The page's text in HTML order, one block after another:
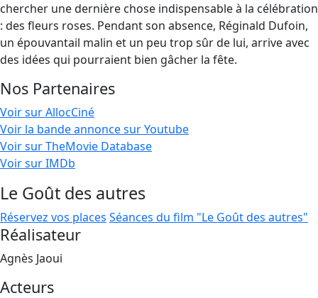
chercher une dernière chose indispensable à la célébration
: des fleurs roses. Pendant son absence, Réginald Dufoin,
un épouvantail malin et un peu trop sûr de lui, arrive avec
des idées qui pourraient bien gâcher la fête.
Nos Partenaires
Voir sur AllocCiné
Voir la bande annonce sur Youtube
Voir sur TheMovie Database
Voir sur IMDb
Le Goût des autres
Réservez vos places Séances du film "Le Goût des autres"
Réalisateur
Agnès Jaoui
Acteurs